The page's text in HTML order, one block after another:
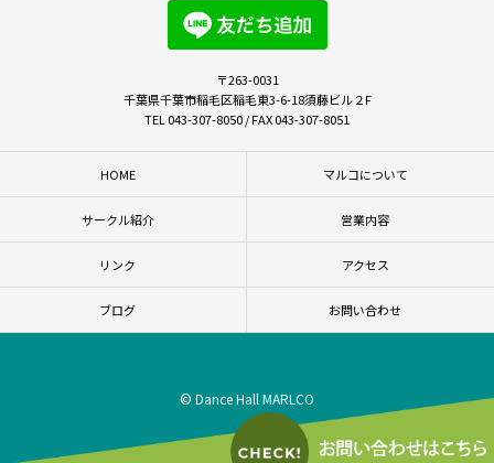
〒263-0031
千葉県千葉市稲毛区稲毛東3-6-18須藤ビル２F
TEL 043-307-8050 / FAX 043-307-8051
HOME マルコについて
サークル紹介 営業内容
リンク アクセス
ブログ お問い合わせ
© Dance Hall MARLCO